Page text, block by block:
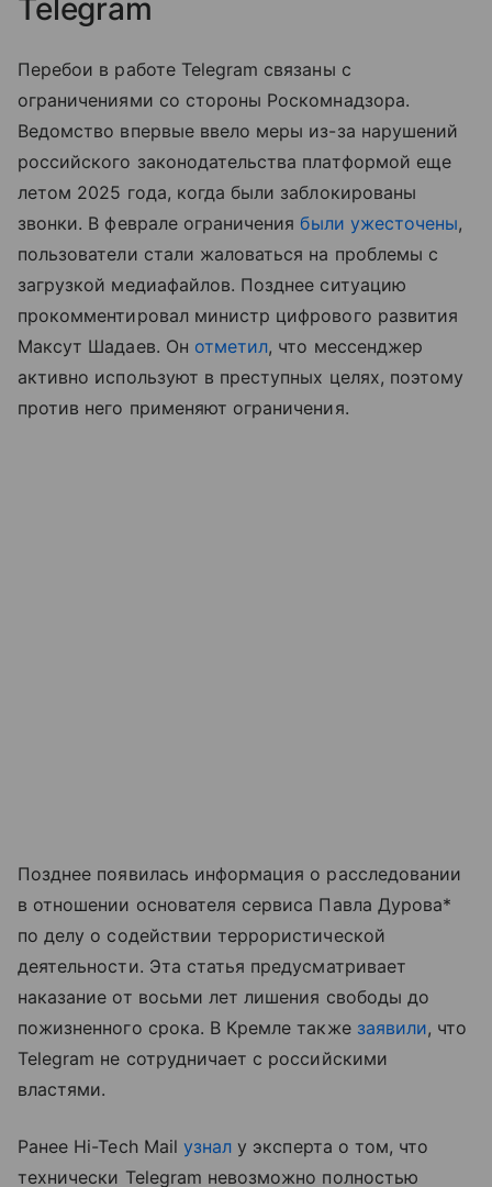
Telegram
Перебои в работе Telegram связаны с
ограничениями со стороны Роскомнадзора.
Ведомство впервые ввело меры из-за нарушений
российского законодательства платформой еще
летом 2025 года, когда были заблокированы
звонки. В феврале ограничениябыли ужесточены,
пользователи стали жаловаться на проблемы с
загрузкой медиафайлов. Позднее ситуацию
прокомментировал министр цифрового развития
Максут Шадаев. Он отметил, что мессенджер
активно используют в преступных целях, поэтому
против него применяют ограничения.
Позднее появилась информация о расследовании
в отношении основателя сервиса Павла Дурова*
по делу о содействии террористической
деятельности. Эта статья предусматривает
наказание от восьми лет лишения свободы до
пожизненного срока. В Кремле также заявили, что
Telegram не сотрудничает с российскими
властями.
Ранее Hi-Tech Mail узнал у эксперта о том, что
технически Telegram невозможно полностью